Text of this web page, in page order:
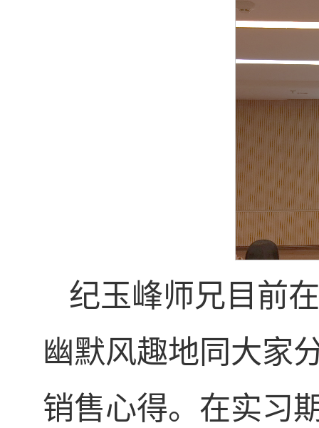
纪玉峰师兄目前
幽默风趣地同大家
销售心得。在实习